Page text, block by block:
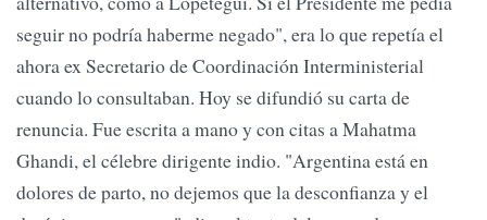
seguir no podría haberme negado", era lo que repetía el
ahora ex Secretario de Coordinación Interministerial
cuando lo consultaban. Hoy se difundió su carta de
renuncia. Fue escrita a mano y con citas a Mahatma
Ghandi, el célebre dirigente indio. "Argentina está en
dolores de parto, no dejemos que la desconfianza y el